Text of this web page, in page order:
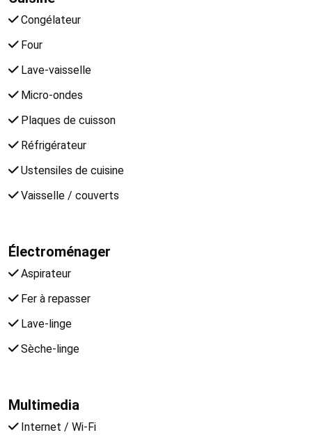
Congélateur
Four
Lave-vaisselle
Micro-ondes
Plaques de cuisson
Réfrigérateur
Ustensiles de cuisine
Vaisselle / couverts
Électroménager
Aspirateur
Fer à repasser
Lave-linge
Sèche-linge
Multimedia
Internet / Wi-Fi